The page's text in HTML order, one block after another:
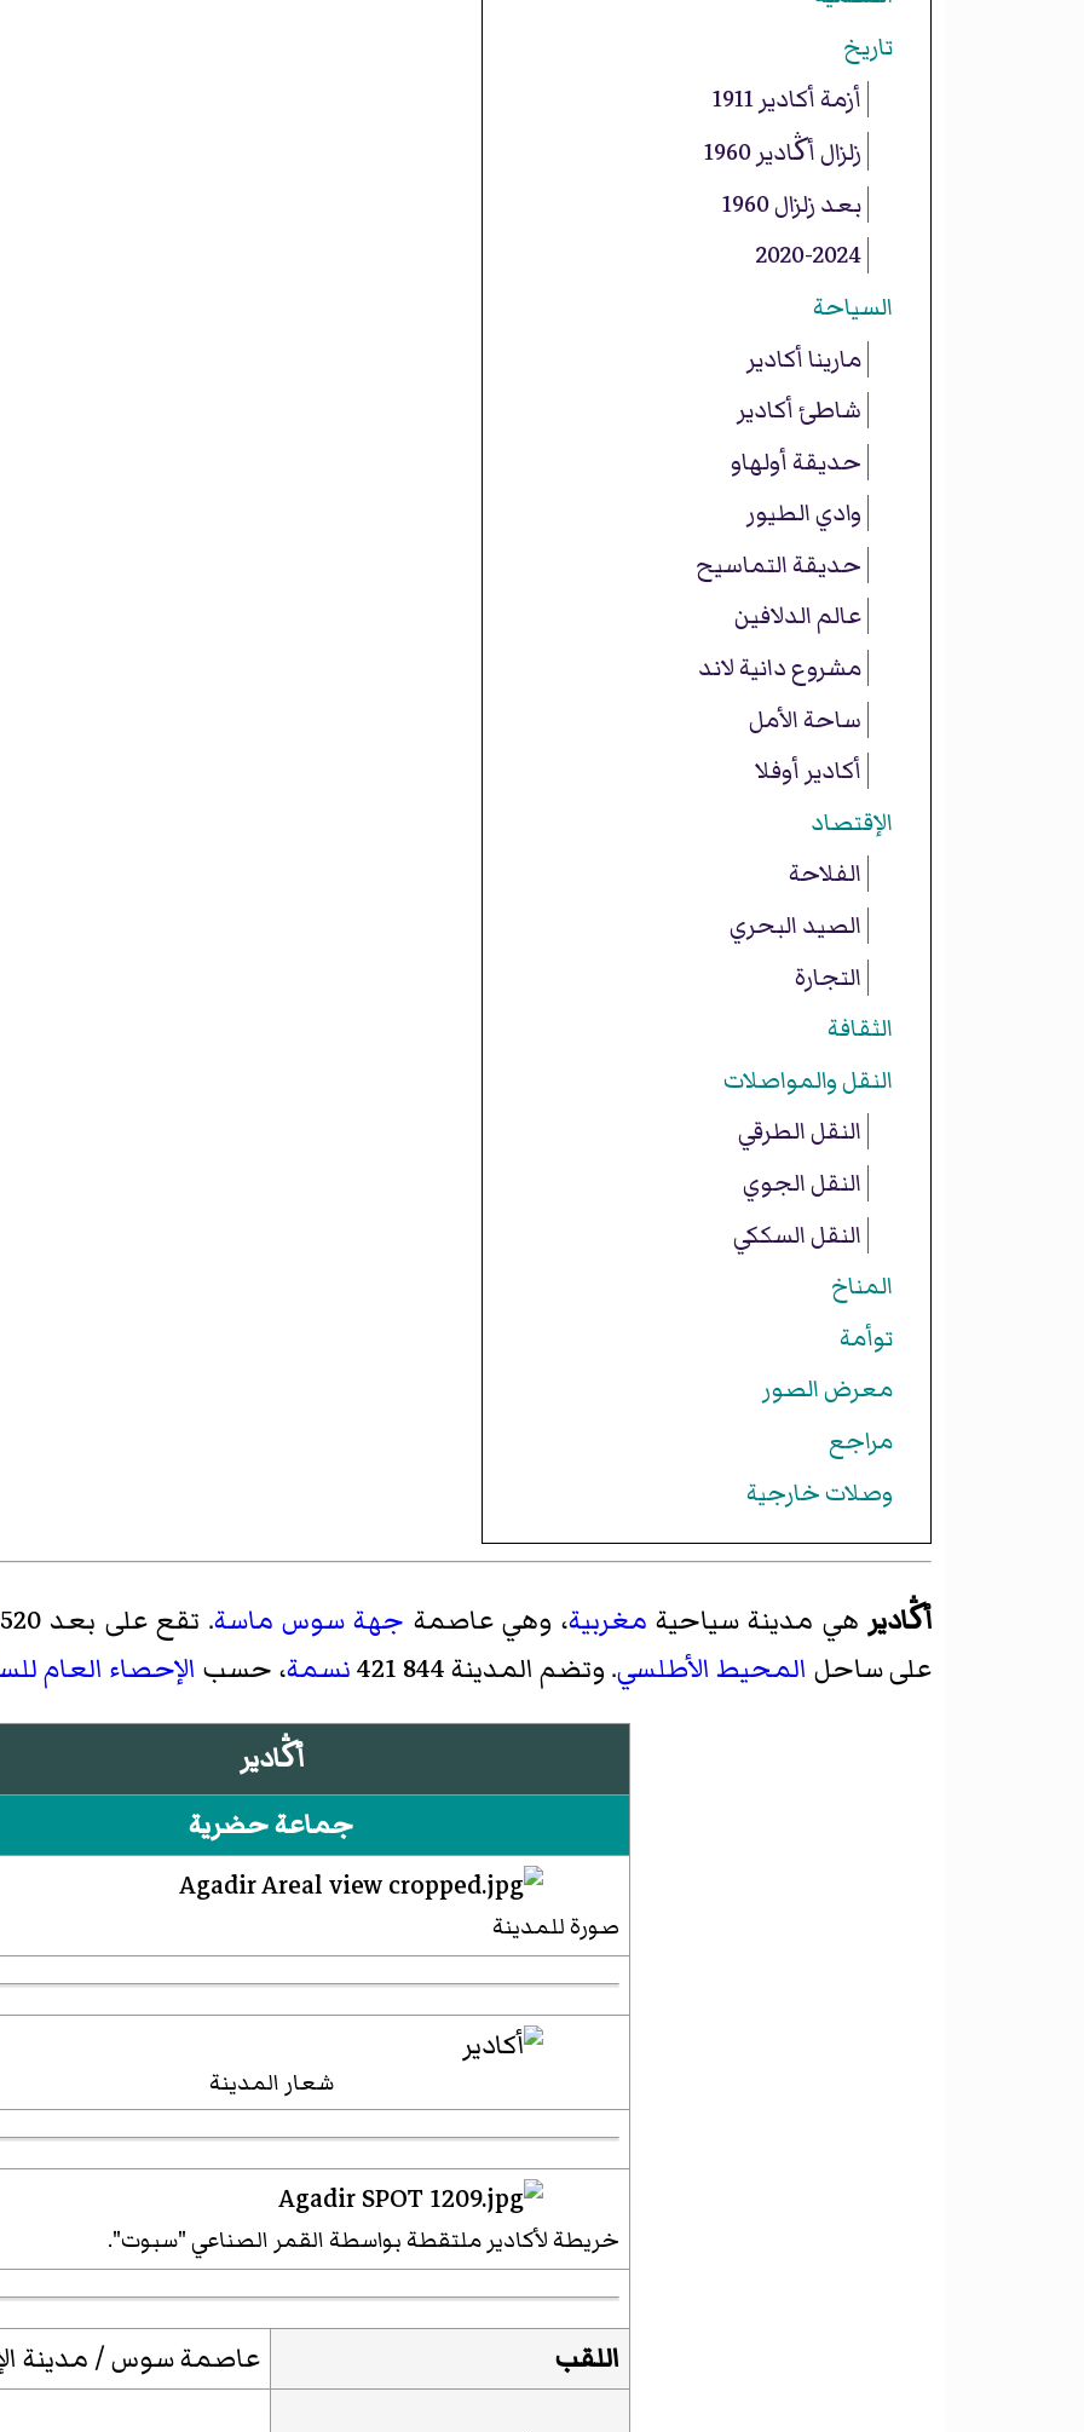
تاريخ
أزمة أكادير 1911
زلزال أڭادير 1960
بعد زلزال 1960
2020-2024
السياحة
مارينا أكادير
شاطئ أكادير
حديقة أولهاو
وادي الطيور
حديقة التماسيح
عالم الدلافين
مشروع دانية لاند
ساحة الأمل
أكادير أوفلا
الإقتصاد
الفلاحة
الصيد البحري
التجارة
الثقافة
النقل والمواصلات
النقل الطرقي
النقل الجوي
النقل السككي
المناخ
توأمة
معرض الصور
مراجع
وصلات خارجية
أڭادير هي مدينة سياحية مغربية، وهي عاصمة جهة سوس ماسة. تقع على بعد 520
على ساحل المحيط الأطلسي. وتضم المدينة 844 421 نسمة، حسب الإحصاء العام
أڭادير
جماعة حضرية
صورة للمدينة
شعار المدينة
خريطة لأكادير ملتقطة بواسطة القمر الصناعي "سبوت".
اللقب عاصمة سوس / مدينة